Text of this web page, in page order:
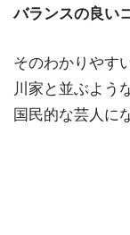
バランスの良い
そのわかりやす
川家と並ぶよう
国民的な芸人に